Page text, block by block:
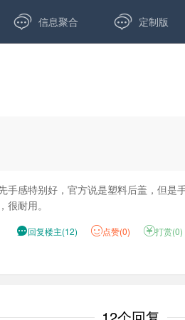
 信息聚合  定制版
感特别好，官方说是塑料后盖，但
耐用。
回复楼主(12) 点赞(0) 打赏(0)